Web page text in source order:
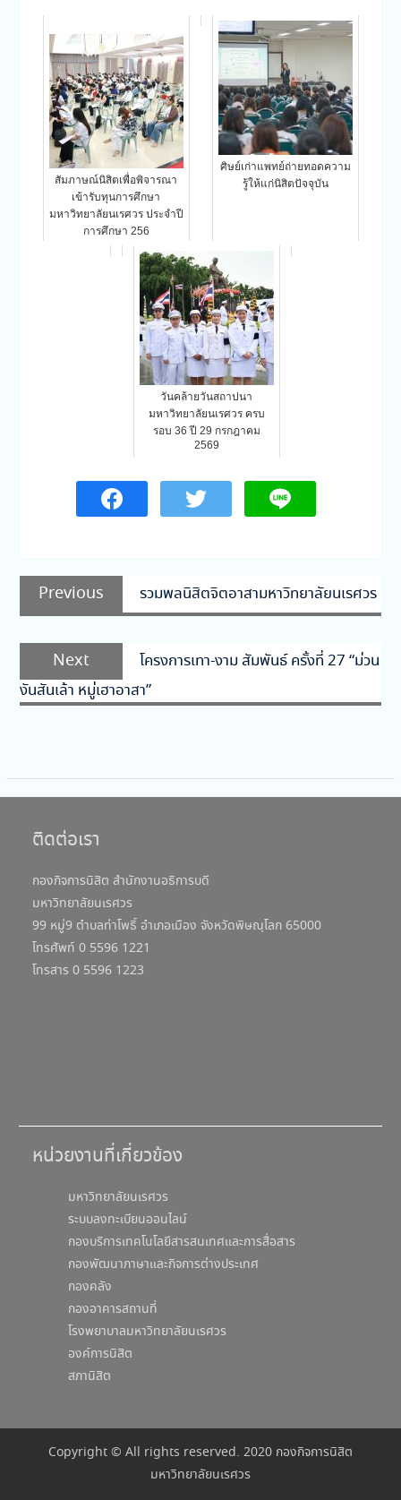
สัมภาษณ์นิสิตเพื่อพิจารณา
เข้ารับทุนการศึกษา
มหาวิทยาลัยนเรศวร ประจำปี
การศึกษา 256
ศิษย์เก่าแพทย์ถ่ายทอดความ
รู้ให้แก่นิสิตปัจจุบัน
วันคล้ายวันสถาปนา
มหาวิทยาลัยนเรศวร ครบ
รอบ 36 ปี 29 กรกฎาคม
2569
แนะแนว
เรื่อง
Previous
Previous
post:
รวมพลนิสิตจิตอาสามหาวิทยาลัยนเรศวร
Next
Next
post:
โครงการเทา-งาม สัมพันธ์ ครั้งที่ 27 “ม่วน
งันสันเล้า หมู่เฮาอาสา”
ติดต่อเรา
กองกิจการนิสิต สำนักงานอธิการบดี
มหาวิทยาลัยนเรศวร
99 หมู่9 ตำบลท่าโพธิ์ อำเภอเมือง จังหวัดพิษณุโลก 65000
โทรศัพท์ 0 5596 1221
โทรสาร 0 5596 1223
หน่วยงานที่เกี่ยวข้อง
มหาวิทยาลัยนเรศวร
ระบบลงทะเบียนออนไลน์
กองบริการเทคโนโลยีสารสนเทศและการสื่อสาร
กองพัฒนาภาษาและกิจการต่างประเทศ
กองคลัง
กองอาคารสถานที่
โรงพยาบาลมหาวิทยาลัยนเรศวร
องค์การนิสิต
สภานิสิต
Copyright © All rights reserved. 2020 กองกิจการนิสิต
มหาวิทยาลัยนเรศวร